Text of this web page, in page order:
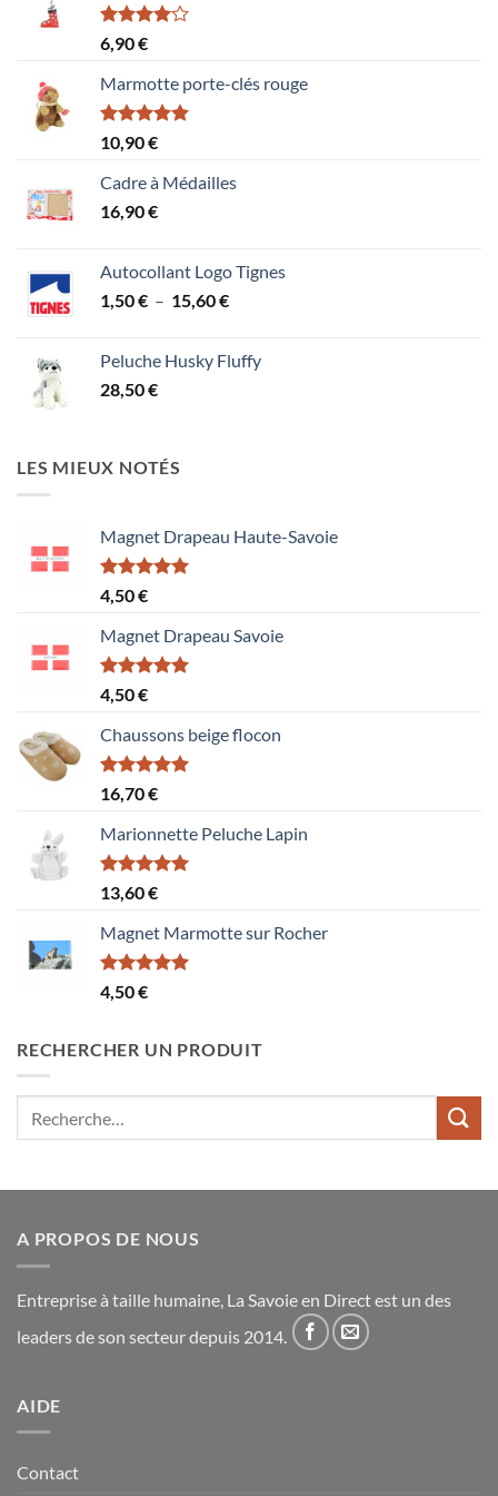
Note
4.00
5
6,90€
Marmotte porte-clés rouge
Note5.00
sur 5
10,90€
Cadre à Médailles
16,90€
Autocollant Logo Tignes
1,50€ – 15,60€Plage
1,50 €
Peluche Husky Fluffy
28,50€
LES MIEUX NOTÉS
Magnet Drapeau Haute-Savoie
Note5.00
sur 5
4,50€
Magnet Drapeau Savoie
Note5.00
sur 5
4,50€
Chaussons beige flocon
Note5.00
sur 5
16,70€
Marionnette Peluche Lapin
Note5.00
sur 5
13,60€
Magnet Marmotte sur Rocher
Note5.00
sur 5
4,50€
RECHERCHER UN PRODUIT
A PROPOS DE NOUS
Entreprise à taille humaine, La Savoie en Direct est un des
leaders de son secteur depuis 2014.
AIDE
Contact